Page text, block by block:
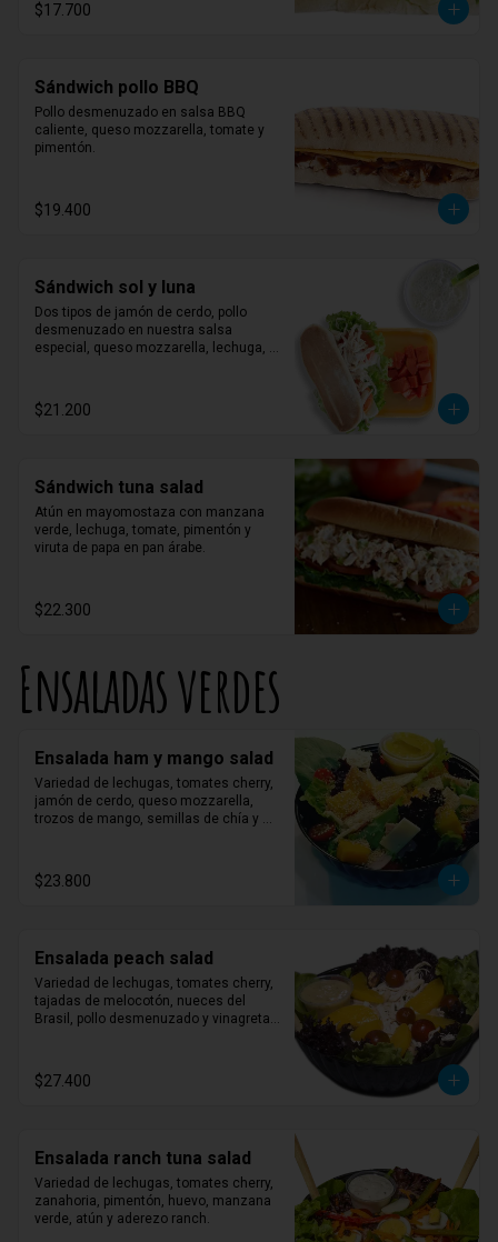
$17.700
Sándwich pollo BBQ
Pollo desmenuzado en salsa BBQ
caliente, queso mozzarella, tomate y
pimentón.
$19.400
Sándwich sol y luna
Dos tipos de jamón de cerdo, pollo
desmenuzado en nuestra salsa
especial, queso mozzarella, lechuga,
$21.200
Sándwich tuna salad
Atún en mayomostaza con manzana
verde, lechuga, tomate, pimentón y
viruta de papa en pan árabe.
$22.300
Ensaladas verdes
Ensalada ham y mango salad
Variedad de lechugas, tomates cherry,
jamón de cerdo, queso mozzarella,
trozos de mango, semillas de chía y
$23.800
Ensalada peach salad
Variedad de lechugas, tomates cherry,
tajadas de melocotón, nueces del
Brasil, pollo desmenuzado y vinagreta
$27.400
Ensalada ranch tuna salad
Variedad de lechugas, tomates cherry,
zanahoria, pimentón, huevo, manzana
verde, atún y aderezo ranch.